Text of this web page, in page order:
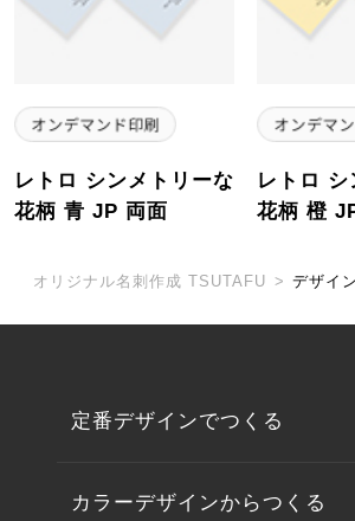
レトロ シンメトリーな
花柄 青 JP 両面
レトロ シ
花柄 橙
オリジナル名刺作成 TSUTAFU > デザイ
定番デザインでつくる
カラーデザインからつくる